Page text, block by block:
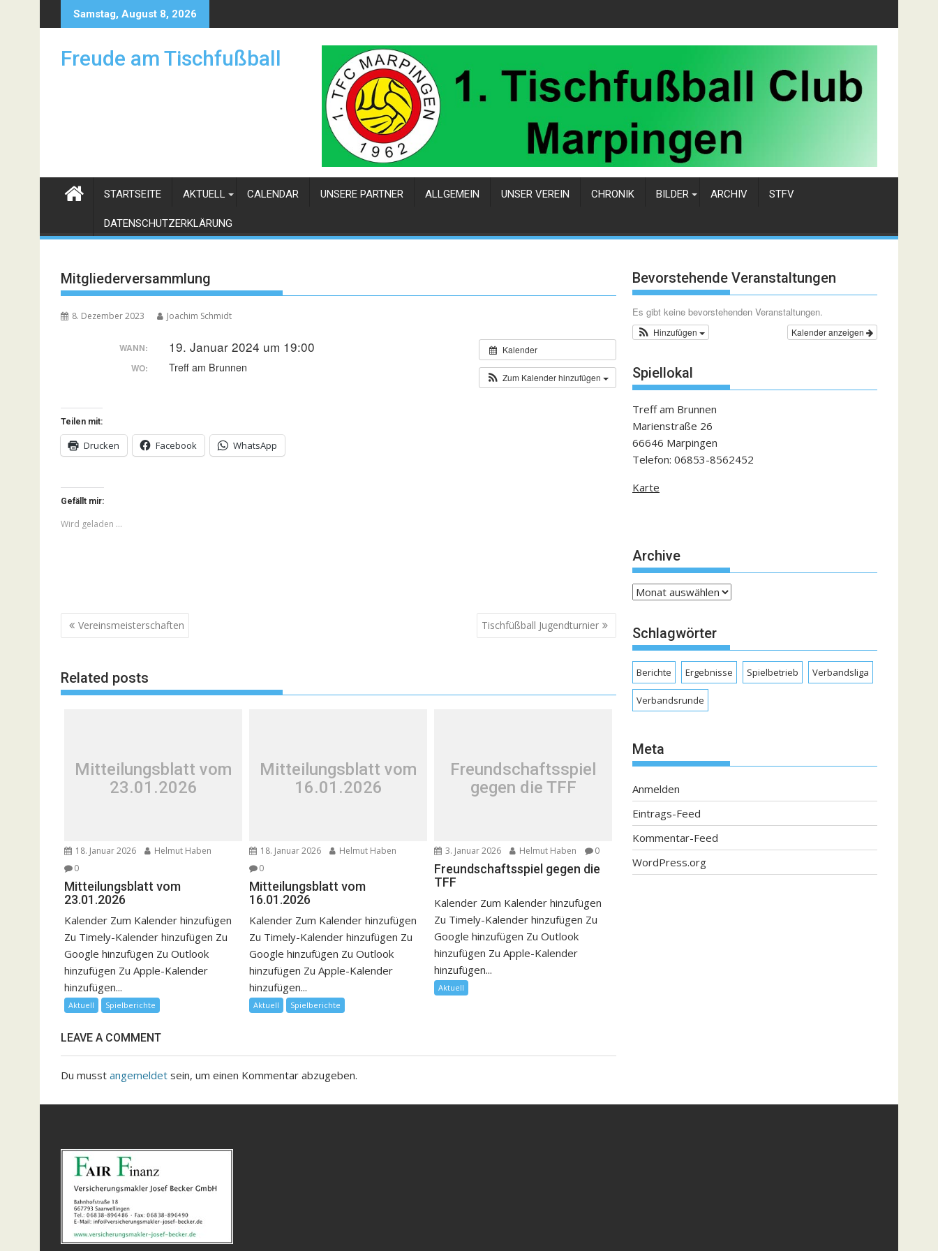
to
Samstag, August 8, 2026
Freude am Tischfußball
STARTSEITE AKTUELL CALENDAR UNSERE PARTNER ALLGEMEIN UNSER VEREIN CHRONIK BILDER ARCHIV STFV
DATENSCHUTZERKLÄRUNG
Mitgliederversammlung
8. Dezember 2023 Joachim Schmidt
Kalender
Zum Kalender hinzufügen
WANN: 19. Januar 2024 um 19:00
WO: Treff am Brunnen
Teilen mit:
Drucken Facebook WhatsApp
Gefällt mir:
Wird geladen …
Beitragsnavigation
Vereinsmeisterschaften Tischfüßball Jugendturnier
Related posts
Mitteilungsblatt vom
23.01.2026
18. Januar 2026
Helmut Haben
0
Mitteilungsblatt vom
23.01.2026
Kalender Zum Kalender hinzufügen
Zu Timely-Kalender hinzufügen Zu
Google hinzufügen Zu Outlook
hinzufügen Zu Apple-Kalender
hinzufügen...
Aktuell Spielberichte
Mitteilungsblatt vom
16.01.2026
18. Januar 2026
Helmut Haben
0
Mitteilungsblatt vom
16.01.2026
Kalender Zum Kalender hinzufügen
Zu Timely-Kalender hinzufügen Zu
Google hinzufügen Zu Outlook
hinzufügen Zu Apple-Kalender
hinzufügen...
Aktuell Spielberichte
Freundschaftsspiel
gegen die TFF
3. Januar 2026 Helmut Haben 0
Freundschaftsspiel gegen die
TFF
Kalender Zum Kalender hinzufügen
Zu Timely-Kalender hinzufügen Zu
Google hinzufügen Zu Outlook
hinzufügen Zu Apple-Kalender
hinzufügen...
Aktuell
LEAVE A COMMENT
Du musst angemeldet sein, um einen Kommentar abzugeben.
Bevorstehende Veranstaltungen
Es gibt keine bevorstehenden Veranstaltungen.
Kalender anzeigen
Hinzufügen
Spiellokal
Treff am Brunnen
Marienstraße 26
66646 Marpingen
Telefon: 06853-8562452
Karte
Archive
Archive
Schlagwörter
Berichte Ergebnisse Spielbetrieb Verbandsliga
Verbandsrunde
Meta
Anmelden
Eintrags-Feed
Kommentar-Feed
WordPress.org